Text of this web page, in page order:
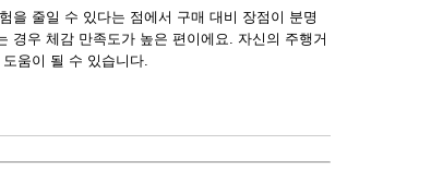
을 줄일 수 있다는 점에서 구매 대비 장점이 분명
경우 체감 만족도가 높은 편이에요. 자신의 주행거
움이 될 수 있습니다.